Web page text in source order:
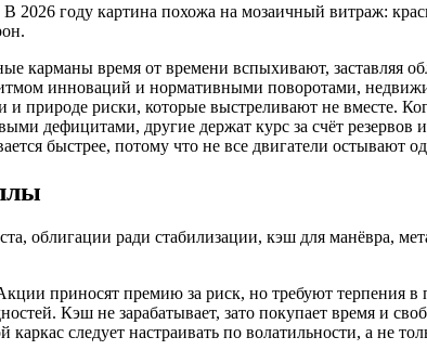
году картина похожа на мозаичный витраж:
карманы время от времени вспыхивают, заставляя
инноваций и нормативными поворотами,
риски, которые выстреливают не вместе.
дефицитами, другие держат курс за счёт
быстрее, потому что не все двигатели остывают
облигации ради стабилизации, кэш для манёвра,
приносят премию за риск, но требуют терпения в
Кэш не зарабатывает, зато покупает время и
каркас следует настраивать по волатильности, а не